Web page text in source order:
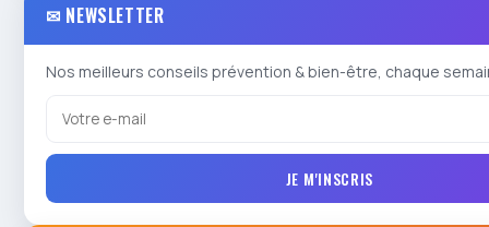
✉ NEWSLETTER
Nos meilleurs conseils prévention & bien-être, chaque
JE M'INSCRIS